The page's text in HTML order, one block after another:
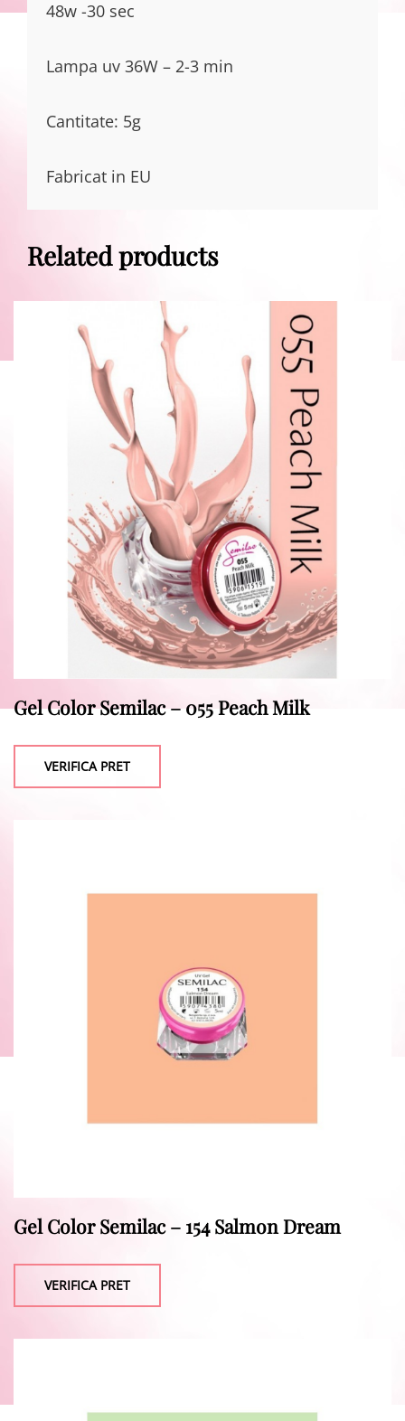
48w -30 sec
Lampa uv 36W – 2-3 min
Cantitate: 5g
Fabricat in EU
Related products
Gel Color Semilac – 055 Peach Milk
VERIFICA PRET
Gel Color Semilac – 154 Salmon Dream
VERIFICA PRET